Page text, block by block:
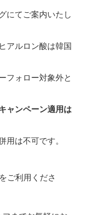
にてご案内いたし
アルロン酸は韓国
フォロー対象外と
ャンペーン適用は
用は不可です。
ご利用くださ